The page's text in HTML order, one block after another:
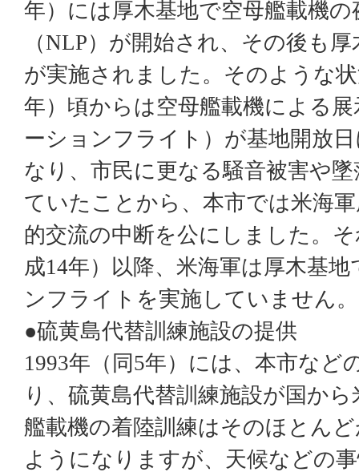
年）には厚木基地で空母艦載機
（NLP）が開始され、その後も
が実施されました。そのような
年）頃からは空母艦載機による
ーションフライト）が基地開放
なり、市民に更なる騒音被害や
ていたことから、本市では米海
的交流の中断を公にしました。
成14年）以降、米海軍は厚木基
ンフライトを実施していません。
●硫黄島代替訓練施設の提供
1993年（同5年）には、本市など
り、硫黄島代替訓練施設が国か
艦載機の着陸訓練はそのほとん
ようになりますが、天候などの